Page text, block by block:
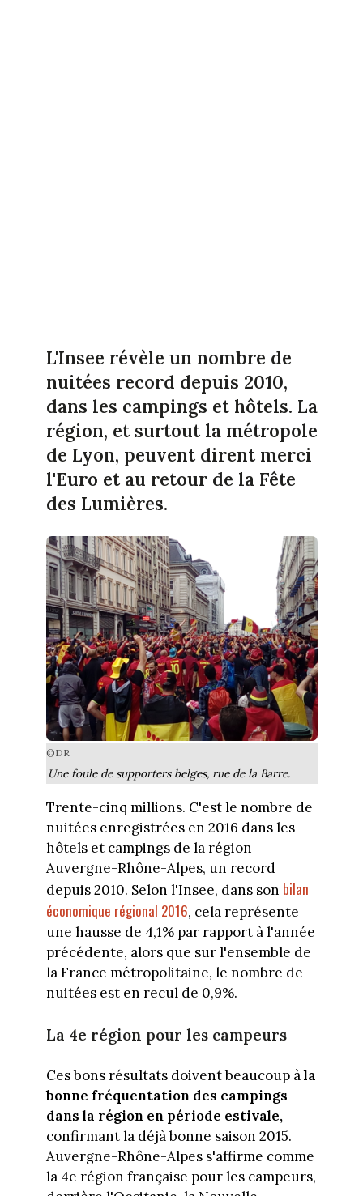
L'Insee révèle un nombre de
nuitées record depuis 2010,
dans les campings et hôtels. La
région, et surtout la métropole
de Lyon, peuvent dirent merci
l'Euro et au retour de la Fête
des Lumières.
©DR
Une foule de supporters belges, rue de la Barre.
Trente-cinq millions. C'est le nombre de
nuitées enregistrées en 2016 dans les
hôtels et campings de la région
Auvergne-Rhône-Alpes, un record
depuis 2010. Selon l'Insee, dans son bilan
économique régional 2016, cela représente
une hausse de 4,1% par rapport à l'année
précédente, alors que sur l'ensemble de
la France métropolitaine, le nombre de
nuitées est en recul de 0,9%.
La 4e région pour les campeurs
Ces bons résultats doivent beaucoup àla
bonne fréquentation des campings
dans la région en période estivale,
confirmant la déjà bonne saison 2015.
Auvergne-Rhône-Alpes s'affirme comme
la 4e région française pour les campeurs,